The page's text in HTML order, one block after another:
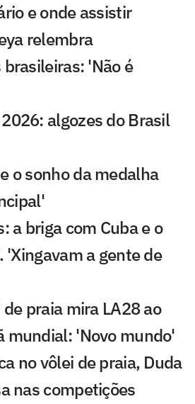
e onde assistir
relembra
'Não é
algozes do Brasil
o sonho da medalha
a briga com Cuba e o
'Xingavam a gente de
praia mira LA28 ao
mundial: 'Novo mundo'
no vôlei de praia, Duda
nas competições